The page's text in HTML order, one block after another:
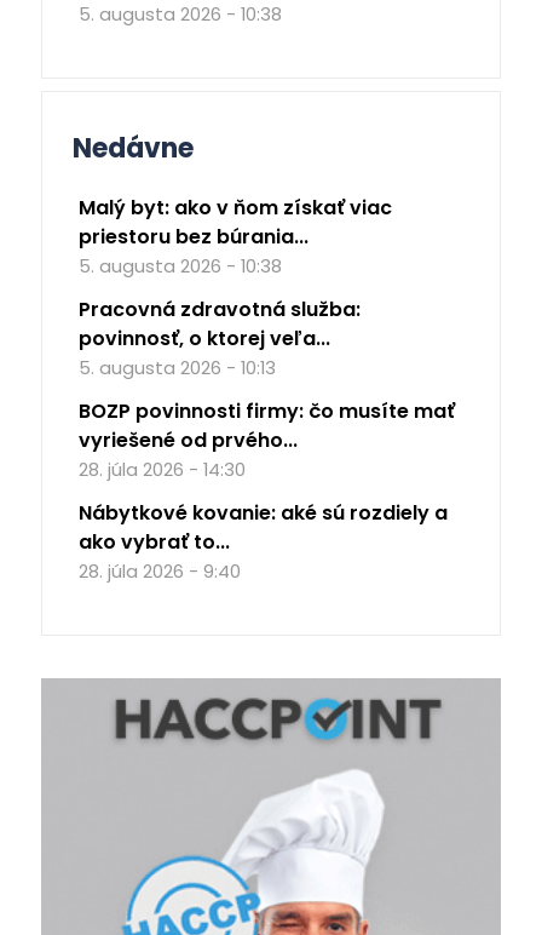
5. augusta 2026 - 10:38
Nedávne
Malý byt: ako v ňom získať viac
priestoru bez búrania...
5. augusta 2026 - 10:38
Pracovná zdravotná služba:
povinnosť, o ktorej veľa...
5. augusta 2026 - 10:13
BOZP povinnosti firmy: čo musíte mať
vyriešené od prvého...
28. júla 2026 - 14:30
Nábytkové kovanie: aké sú rozdiely a
ako vybrať to...
28. júla 2026 - 9:40